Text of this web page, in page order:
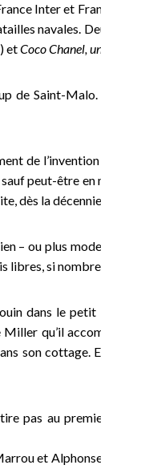
Inter et France
navales. Deux de
etCoco Chanel, une vie
de Saint-Malo. En
de l’invention du
peut-être en mai
dès la décennie
– ou plus
libres, si nombreux en
dans le petit musée
qu’il accompagna,
son cottage. Elle se
pas au premier
et Alphonse